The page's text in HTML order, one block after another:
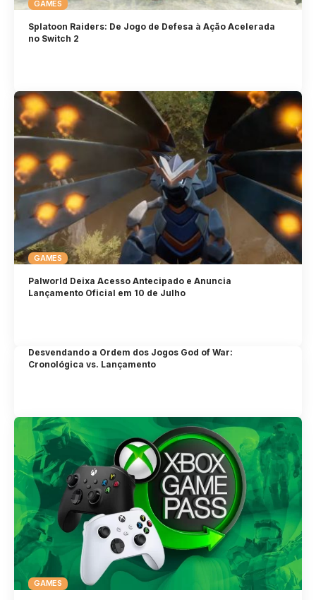
GAMES
Splatoon Raiders: De Jogo de Defesa à Ação Acelerada
no Switch 2
GAMES
Palworld Deixa Acesso Antecipado e Anuncia
Lançamento Oficial em 10 de Julho
Desvendando a Ordem dos Jogos God of War:
Cronológica vs. Lançamento
GAMES